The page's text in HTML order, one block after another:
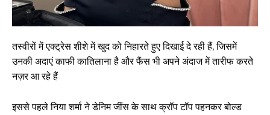
तस्वीरों में एक्ट्रेस शीशे में खुद को निहारते हुए दिखाई दे रही हैं, जिसमें
उनकी अदाएं काफी कातिलाना है और फैंस भी अपने अंदाज में तारीफ करते
नज़र आ रहे हैं
इससे पहले निया शर्मा ने डेनिम जींस के साथ क्रॉप टॉप पहनकर बोल्ड